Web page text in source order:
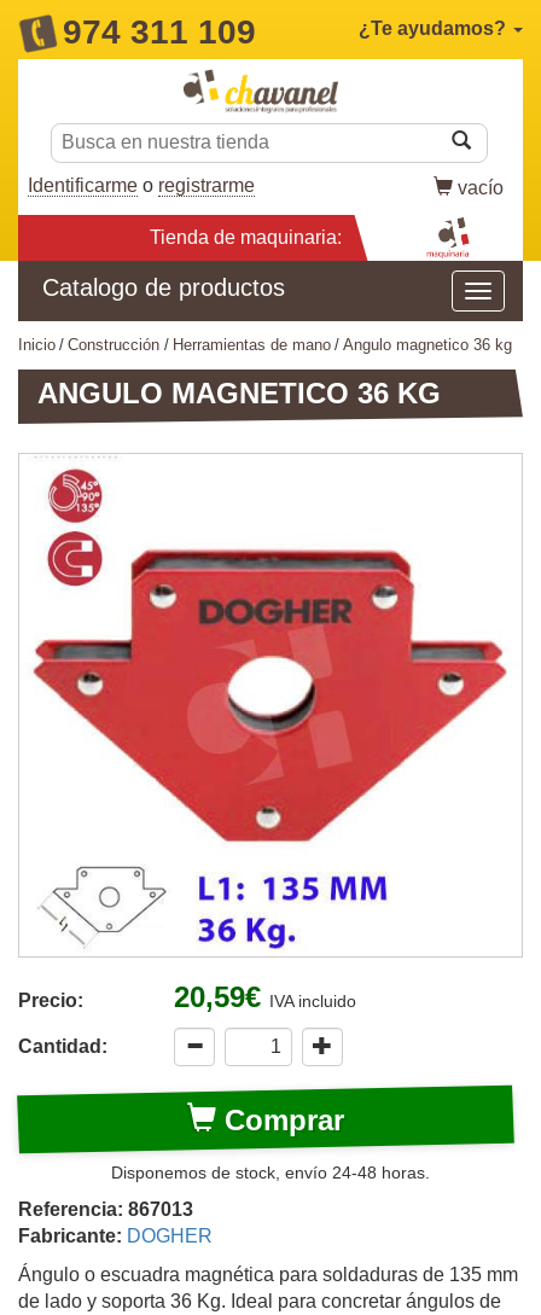
974 311 109 ¿Te ayudamos?
Identificarme o registrarme vacío
Tienda de maquinaria:
Catalogo de productos
inicio construcción herramientas de mano angulo magnetico 36 kg
ANGULO MAGNETICO 36 KG
Precio: 20,59€ IVA incluido
Cantidad:
Comprar
Disponemos de stock, envío 24-48 horas.
Referencia: 867013
Fabricante: DOGHER
Ángulo o escuadra magnética para soldaduras de 135 mm
de lado y soporta 36 Kg. Ideal para concretar ángulos de